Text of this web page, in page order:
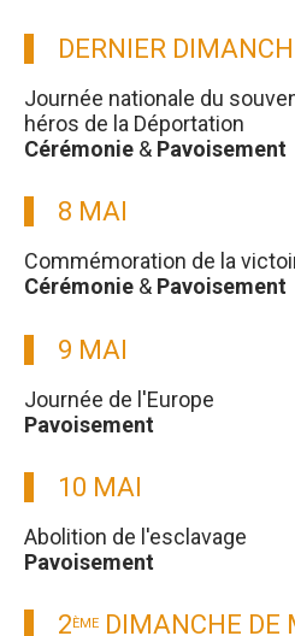
DERNIER
Journée nationale du
héros de la Déportation
Cérémonie & Pavoisement
8 MAI
Commémoration de la
Cérémonie & Pavoisement
9 MAI
Journée de l'Europe
Pavoisement
10 MAI
Abolition de l'esclavage
Pavoisement
2ÈME DIMANCHE DE